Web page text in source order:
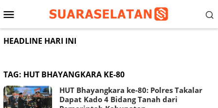
ke
Menu
Mobile
HEADLINE HARI INI
TAG: HUT BHAYANGKARA KE-80
HUT Bhayangkara ke-80: Polres Takalar
Dapat Kado 4 Bidang Tanah dari